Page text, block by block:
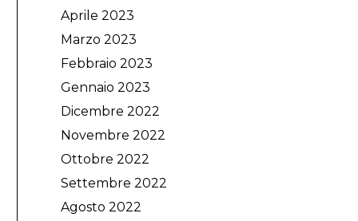
Aprile 2023
Marzo 2023
Febbraio 2023
Gennaio 2023
Dicembre 2022
Novembre 2022
Ottobre 2022
Settembre 2022
Agosto 2022